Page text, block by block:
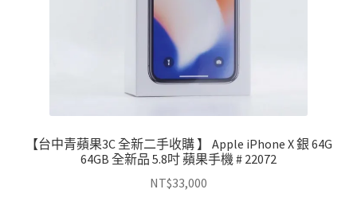
【台中青蘋果3C 全新二手收購 】 Apple iPhone X 銀 64G
64GB 全新品 5.8吋 蘋果手機 # 22072
NT$33,000